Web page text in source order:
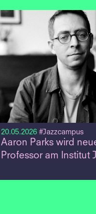
20.05.2026 #Jazzcampus
Aaron Parks wird
Professor am Institut